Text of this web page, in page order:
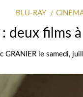
BLU-RAY
deux films
GRANIER le samedi,